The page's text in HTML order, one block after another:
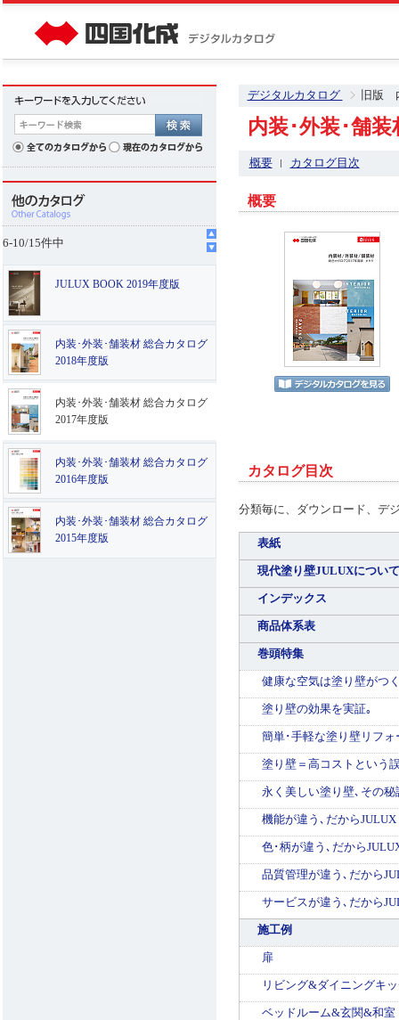
デジタルカタログ 旧版
内装･外装･舗
概要 カタログ目次
概要
カタログ目次
分類毎に、ダウンロード、デ
表紙
現代塗り壁JULUXについて
インデックス
商品体系表
巻頭特集
健康な空気は塗り壁がつ
塗り壁の効果を実証｡
簡単･手軽な塗り壁リフォ
塗り壁＝高コストという
永く美しい塗り壁､その秘
機能が違う､だからJULUX
色･柄が違う､だから
品質管理が違う､だから
サービスが違う､だから
施工例
扉
リビング&ダイニングキ
ベッドルーム&玄関&和室
6-10/15件中
JULUX BOOK 2019年度版
内装･外装･舗装材 総合カタログ
2018年度版
内装･外装･舗装材 総合カタログ
2017年度版
内装･外装･舗装材 総合カタログ
2016年度版
内装･外装･舗装材 総合カタログ
2015年度版